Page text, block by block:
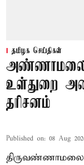
தமிழக செய்திகள்
உள்துறை
தரிசனம்
Published on: 08 Aug